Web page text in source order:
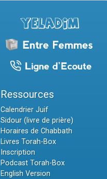
Ressources
Calendrier Juif
Sidour (livre de prière)
Horaires de Chabbath
Livres Torah-Box
Inscription
Podcast Torah-Box
English Version